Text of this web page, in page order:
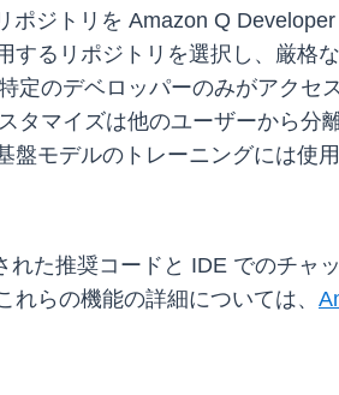
ジトリを Amazon Q
るリポジトリを選択し、厳格
定のデベロッパーのみがアクセ
タマイズは他のユーザーから分
モデルのトレーニングには使用
た推奨コードと IDE でのチャ
らの機能の詳細については、